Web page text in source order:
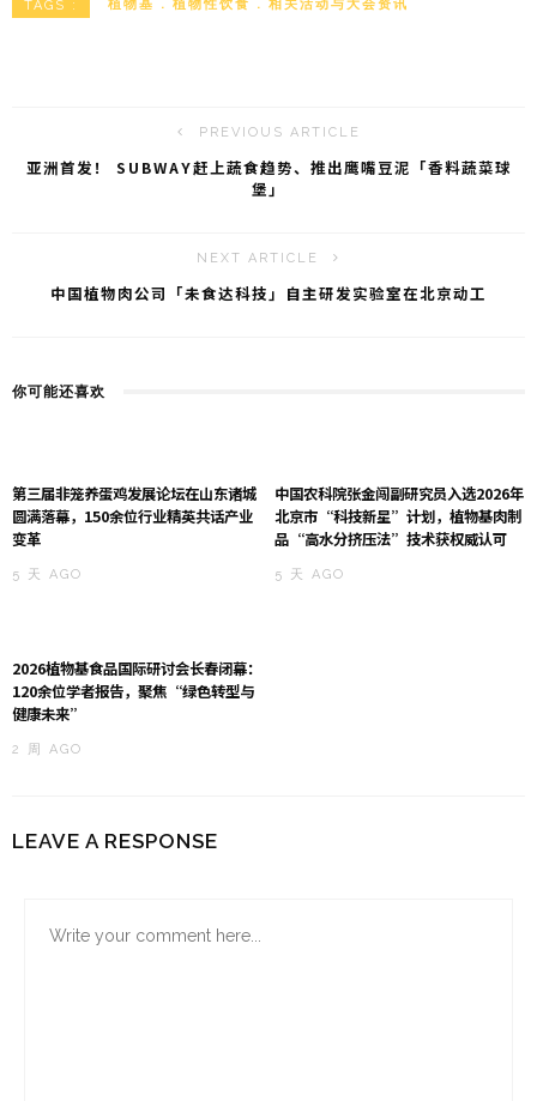
Wh l
TAGS : 植物基 植物性饮食 相关活动与大会资讯
PREVIOUS ARTICLE
亚洲首发！ SUBWAY赶上蔬食趋势、推出鹰嘴豆泥「香料蔬菜球
堡」
NEXT ARTICLE
中国植物肉公司「未食达科技」自主研发实验室在北京动工
你可能还喜欢
第三届非笼养蛋鸡发展论坛在山东诸城
圆满落幕，150余位行业精英共话产业
变革
5 天 AGO
中国农科院张金闯副研究员入选2026年
北京市“科技新星”计划，植物基肉制
品“高水分挤压法”技术获权威认可
5 天 AGO
2026植物基食品国际研讨会长春闭幕：
120余位学者报告，聚焦“绿色转型与
健康未来”
2 周 AGO
LEAVE A RESPONSE